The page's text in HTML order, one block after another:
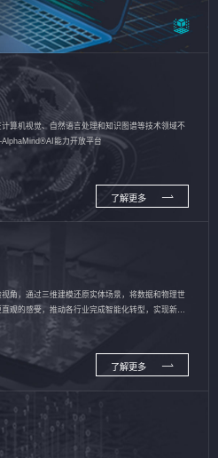
算机视觉、自然语言处理和知识图谱等技术领域不
能力开放平台
了解更多
角，通过三维建模还原实体场景，将数据和物理世
观的感受，推动各行业完成智能化转型，实现新旧
了解更多